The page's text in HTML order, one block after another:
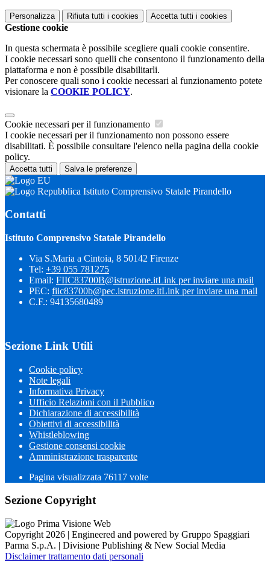
Personalizza Rifiuta tutti i cookies Accetta tutti i cookies
Gestione cookie
In questa schermata è possibile scegliere quali cookie consentire.
I cookie necessari sono quelli che consentono il funzionamento della
piattaforma e non è possibile disabilitarli.
Per conoscere quali sono i cookie necessari al funzionamento potete
visionare la COOKIE POLICY.
Cookie necessari per il funzionamento
I cookie necessari per il funzionamento non possono essere
disabilitati. È possibile consultare l'elenco nella pagina della cookie
policy.
Accetta tutti Salva le preferenze
Istituto Comprensivo Statale Pirandello
Contatti
Istituto Comprensivo Statale Pirandello
Via S.Maria a Cintoia, 8 50142 Firenze
Tel: +39 055 781275
Email: FIIC83700B@istruzione.itLink per inviare una mail
PEC: fiic83700b@pec.istruzione.itLink per inviare una mail
C.F.: 94135680489
Sezione Link Utili
Cookie policy
Note legali
Informativa Privacy
Ufficio Relazioni con il Pubblico
Dichiarazione di accessibilità
Obiettivi di accessibilità
Whistleblowing
Gestione consensi cookie
Amministrazione trasparente
Pagina visualizzata 76117 volte
Sezione Copyright
Copyright 2026 | Engineered and powered by Gruppo Spaggiari
Parma S.p.A. | Divisione Publishing & New Social Media
Disclaimer trattamento dati personali